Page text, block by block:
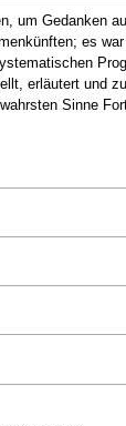
um Gedanken
es
erläutert und
Sinne